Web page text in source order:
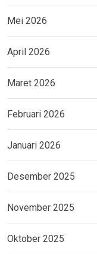
Mei 2026
April 2026
Maret 2026
Februari 2026
Januari 2026
Desember 2025
November 2025
Oktober 2025